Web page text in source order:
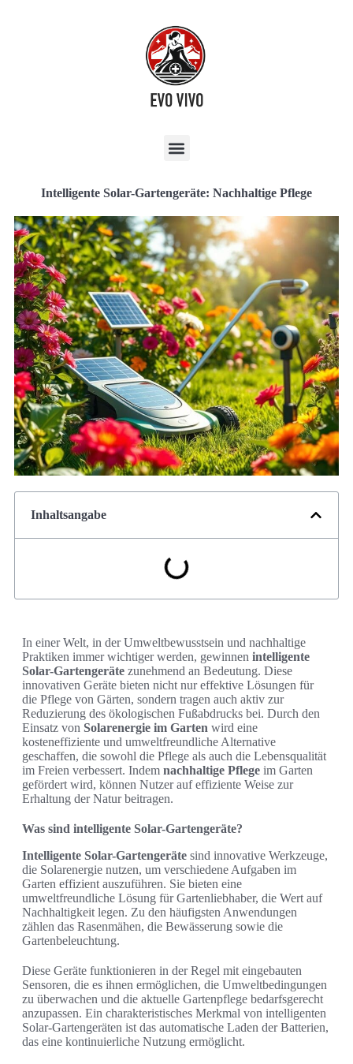
Intelligente Solar-Gartengeräte: Nachhaltige Pflege
Inhaltsangabe
In einer Welt, in der Umweltbewusstsein und nachhaltige
Praktiken immer wichtiger werden, gewinnen intelligente
Solar-Gartengeräte zunehmend an Bedeutung. Diese
innovativen Geräte bieten nicht nur effektive Lösungen für
die Pflege von Gärten, sondern tragen auch aktiv zur
Reduzierung des ökologischen Fußabdrucks bei. Durch den
Einsatz von Solarenergie im Garten wird eine
kosteneffiziente und umweltfreundliche Alternative
geschaffen, die sowohl die Pflege als auch die Lebensqualität
im Freien verbessert. Indem nachhaltige Pflege im Garten
gefördert wird, können Nutzer auf effiziente Weise zur
Erhaltung der Natur beitragen.
Was sind intelligente Solar-Gartengeräte?
Intelligente Solar-Gartengeräte sind innovative Werkzeuge,
die Solarenergie nutzen, um verschiedene Aufgaben im
Garten effizient auszuführen. Sie bieten eine
umweltfreundliche Lösung für Gartenliebhaber, die Wert auf
Nachhaltigkeit legen. Zu den häufigsten Anwendungen
zählen das Rasenmähen, die Bewässerung sowie die
Gartenbeleuchtung.
Diese Geräte funktionieren in der Regel mit eingebauten
Sensoren, die es ihnen ermöglichen, die Umweltbedingungen
zu überwachen und die aktuelle Gartenpflege bedarfsgerecht
anzupassen. Ein charakteristisches Merkmal von intelligenten
Solar-Gartengeräten ist das automatische Laden der Batterien,
das eine kontinuierliche Nutzung ermöglicht.